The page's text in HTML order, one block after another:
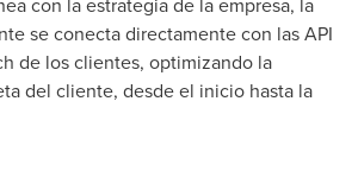
se conecta directamente con las API
de los clientes, optimizando la
del cliente, desde el inicio hasta la